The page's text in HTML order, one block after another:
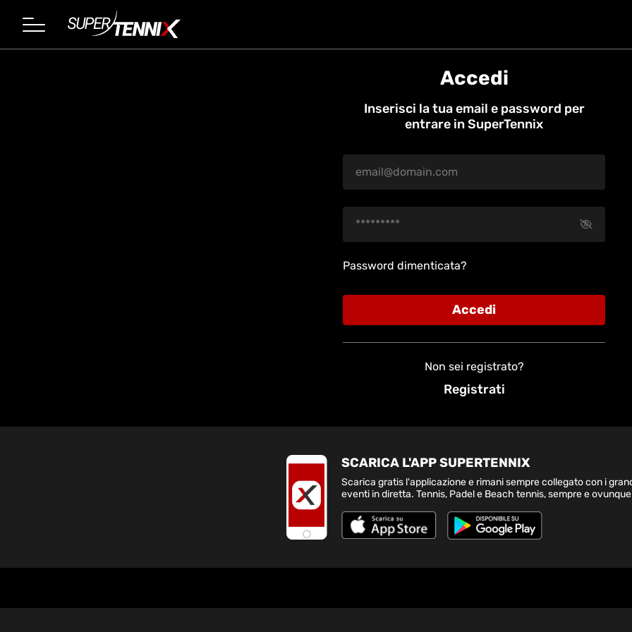
Accedi
Inserisci la tua email e password per
entrare in SuperTennix
Password dimenticata?
Accedi
Non sei registrato?
Registrati
SCARICA L'APP SUPERTENNIX
Scarica gratis l'applicazione e rimani sempre collegato con i
eventi in diretta. Tennis, Padel e Beach tennis, sempre e